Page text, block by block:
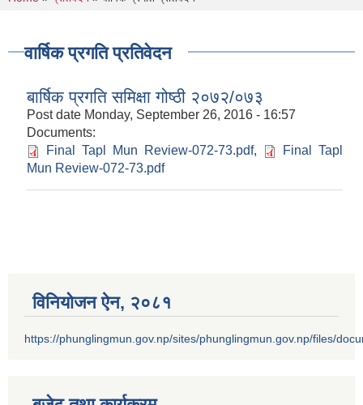
वार्षिक प्रगति प्रतिवेदन
बार्षिक प्रगति समिक्षा गोष्ठी २०७२/०७३
Post date Monday, September 26, 2016 - 16:57
Documents:
Final Tapl Mun Review-072-73.pdf,
Final Tapl
Mun Review-072-73.pdf
विनियोजन ऐन‚ २०८१
https://phunglingmun.gov.np/sites/phunglingmun.gov.np/files/